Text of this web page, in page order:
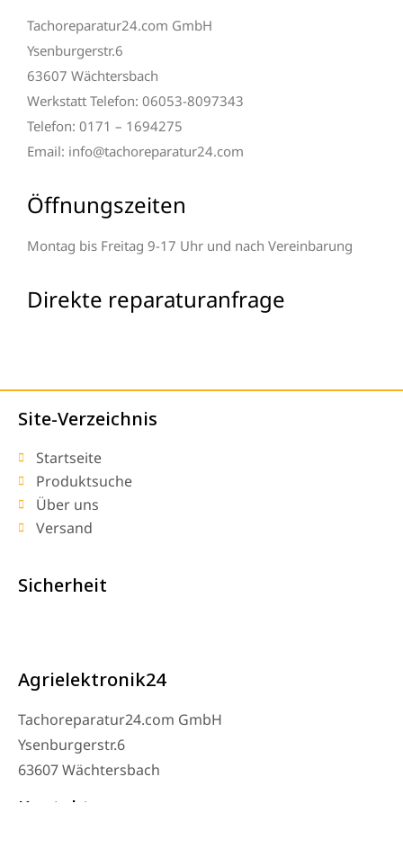
Tachoreparatur24.com GmbH
Ysenburgerstr.6
63607 Wächtersbach
Werkstatt Telefon: 06053-8097343
Telefon: 0171 – 1694275
Email: info@tachoreparatur24.com
Öffnungszeiten
Montag bis Freitag 9-17 Uhr und nach Vereinbarung
Direkte reparaturanfrage
Site-Verzeichnis
Startseite
Produktsuche
Über uns
Versand
Sicherheit
Agrielektronik24
Tachoreparatur24.com GmbH
Ysenburgerstr.6
63607 Wächtersbach
Kontakt